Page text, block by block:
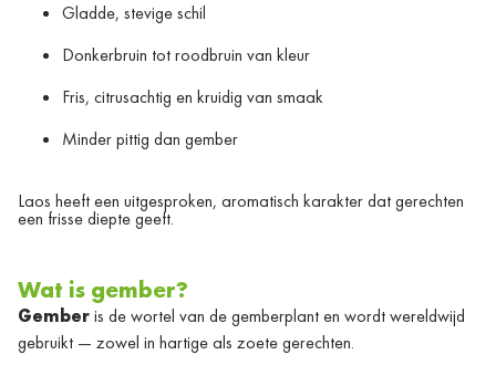
Gladde, stevige schil
Donkerbruin tot roodbruin van kleur
Fris, citrusachtig en kruidig van smaak
Minder pittig dan gember
Laos heeft een uitgesproken, aromatisch karakter dat gerechten
een frisse diepte geeft.
Wat is gember?
Gemberis de wortel van de gemberplant en wordt wereldwijd
gebruikt — zowel in hartige als zoete gerechten.